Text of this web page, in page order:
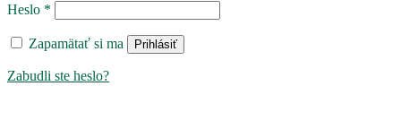
Heslo *
Zapamätať si ma Prihlásiť
Zabudli ste heslo?